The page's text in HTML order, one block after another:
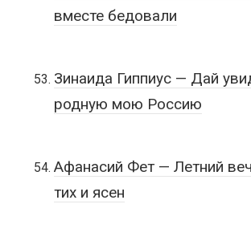
вместе бедовали
Зинаида Гиппиус — Дай
родную мою Россию
Афанасий Фет — Летний
тих и ясен